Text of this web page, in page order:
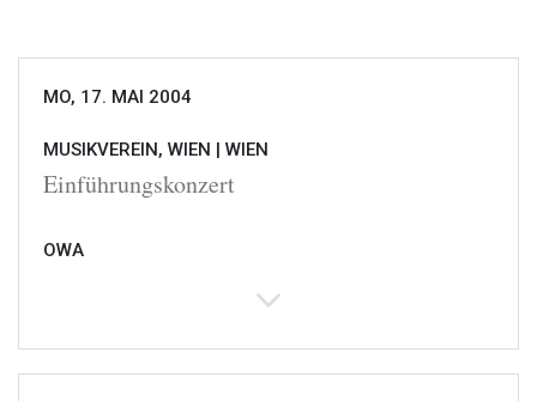
MO, 17. MAI 2004
MUSIKVEREIN, WIEN | WIEN
Einführungskonzert
OWA